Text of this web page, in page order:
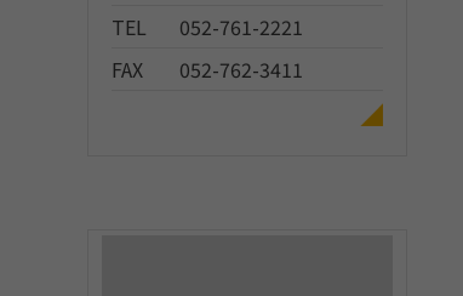
TEL
052-761-2221
FAX
052-762-3411